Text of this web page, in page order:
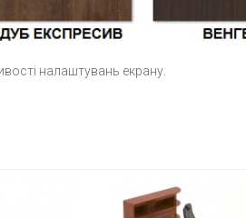
налаштувань екрану.